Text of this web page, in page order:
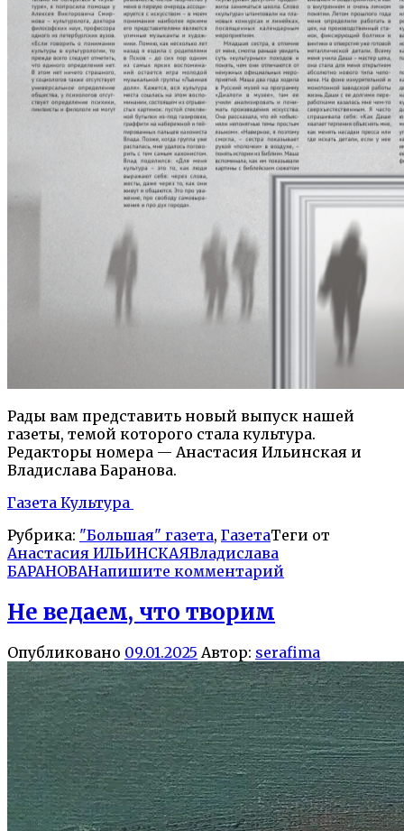
Рады вам представить новый выпуск нашей
газеты, темой которого стала культура.
Редакторы номера — Анастасия Ильинская и
Владислава Баранова.
Газета Культура
Рубрика: "Большая" газета, ГазетаТеги от
Анастасия ИЛЬИНСКАЯВладислава
БАРАНОВАНапишите комментарий
Не ведаем, что творим
Опубликовано 09.01.2025 Автор: serafima